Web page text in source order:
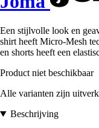
Een stijlvolle look en
shirt heeft Micro-Mesh
en shorts heeft een
Product niet beschikbaar
Alle varianten zijn
Beschrijving